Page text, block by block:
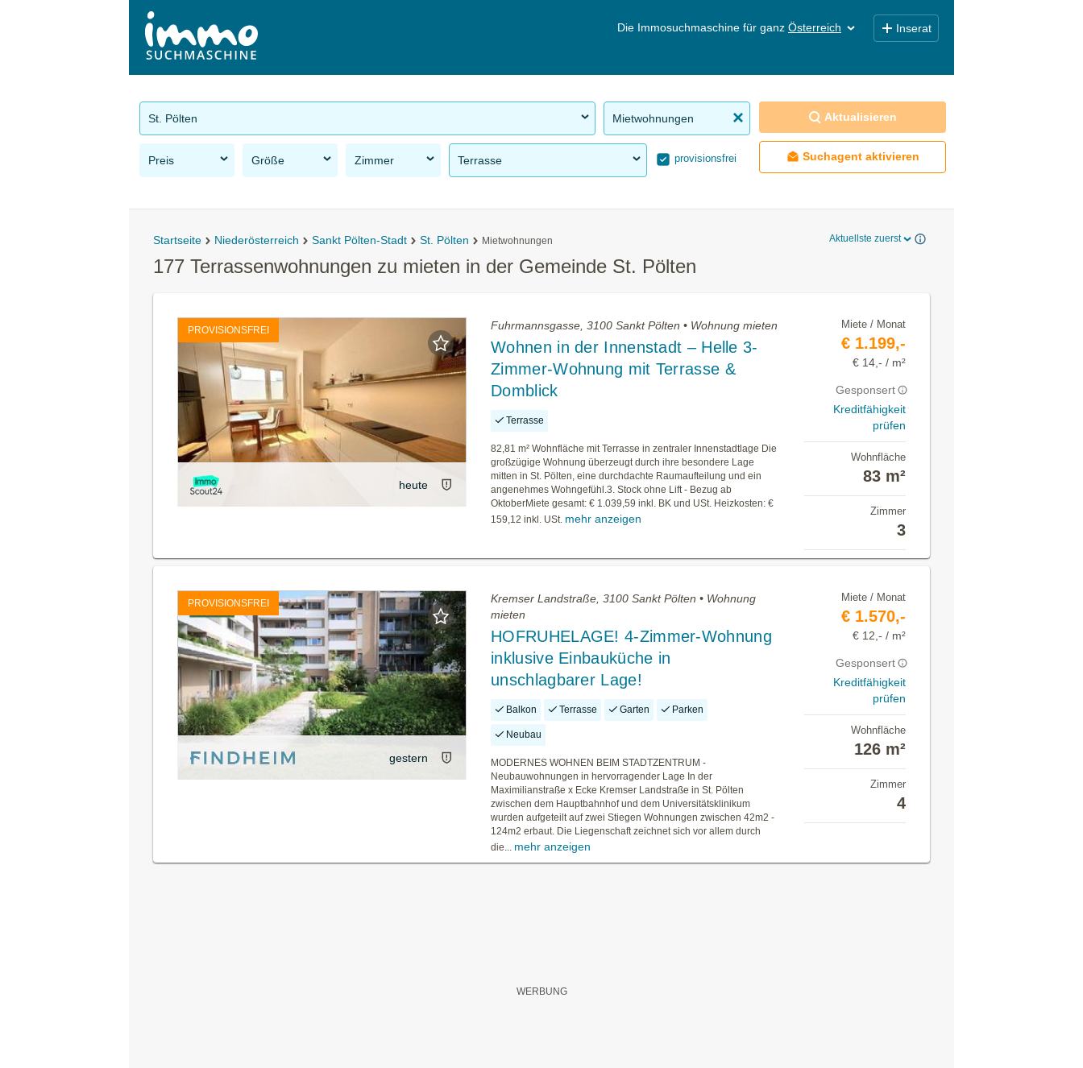
Die Immosuchmaschine für ganz Österreich Inserat
St. Pölten Mietwohnungen
Preis Größe Zimmer Terrasse provisionsfrei
Aktualisieren
Suchagent aktivieren
Startseite Niederösterreich Sankt Pölten-Stadt St. Pölten Mietwohnungen Aktuellste zuerst
177 Terrassenwohnungen zu mieten in der Gemeinde St. Pölten
PROVISIONSFREI
heute
Fuhrmannsgasse, 3100 Sankt Pölten • Wohnung mieten
Wohnen in der Innenstadt – Helle 3-
Zimmer-Wohnung mit Terrasse &
Domblick
Terrasse
82,81 m² Wohnfläche mit Terrasse in zentraler Innenstadtlage Die
großzügige Wohnung überzeugt durch ihre besondere Lage
mitten in St. Pölten, eine durchdachte Raumaufteilung und ein
angenehmes Wohngefühl.3. Stock ohne Lift - Bezug ab
OktoberMiete gesamt: € 1.039,59 inkl. BK und USt. Heizkosten: €
159,12 inkl. USt. mehr anzeigen
Miete / Monat
€ 1.199,-
€ 14,- / m²
Gesponsert
Kreditfähigkeit
prüfen
Wohnfläche
83 m²
Zimmer
3
PROVISIONSFREI
gestern
Kremser Landstraße, 3100 Sankt Pölten • Wohnung
mieten
HOFRUHELAGE! 4-Zimmer-Wohnung
inklusive Einbauküche in
unschlagbarer Lage!
Balkon Terrasse Garten Parken
Neubau
MODERNES WOHNEN BEIM STADTZENTRUM -
Neubauwohnungen in hervorragender Lage In der
Maximilianstraße x Ecke Kremser Landstraße in St. Pölten
zwischen dem Hauptbahnhof und dem Universitätsklinikum
wurden aufgeteilt auf zwei Stiegen Wohnungen zwischen 42m2 -
124m2 erbaut. Die Liegenschaft zeichnet sich vor allem durch
die... mehr anzeigen
Miete / Monat
€ 1.570,-
€ 12,- / m²
Gesponsert
Kreditfähigkeit
prüfen
Wohnfläche
126 m²
Zimmer
4